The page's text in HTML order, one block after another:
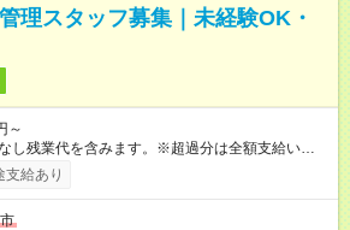
理スタッフ募集｜未経験OK・
～
し残業代を含みます。※超過分は全額支給いたし
残業代 60,000円／月 みなし残業時間 35時間／月
用期間あり 試用期間の長さ：6ヶ月 雇用形態、
支給あり